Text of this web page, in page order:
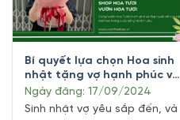
hiểu rõ tính cách của người
nhận. Mỗi chàng [...]
Bí quyết lựa chọn Hoa sinh
nhật tặng vợ hạnh phúc và
bất ngờ
Ngày đăng: 17/09/2024
Sinh nhật vợ yêu sắp đến, và